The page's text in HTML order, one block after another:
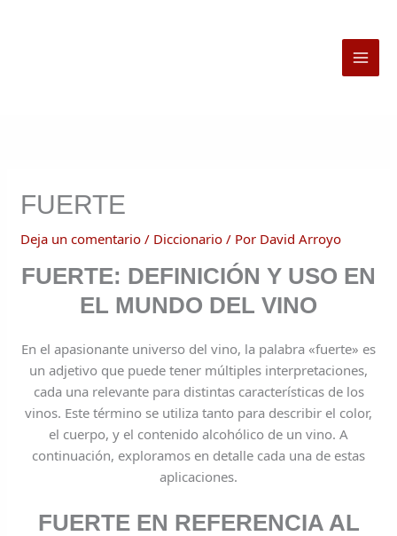
FUERTE
Deja un comentario / Diccionario / Por David Arroyo
FUERTE: DEFINICIÓN Y USO EN
EL MUNDO DEL VINO
En el apasionante universo del vino, la palabra «fuerte» es
un adjetivo que puede tener múltiples interpretaciones,
cada una relevante para distintas características de los
vinos. Este término se utiliza tanto para describir el color,
el cuerpo, y el contenido alcohólico de un vino. A
continuación, exploramos en detalle cada una de estas
aplicaciones.
FUERTE EN REFERENCIA AL